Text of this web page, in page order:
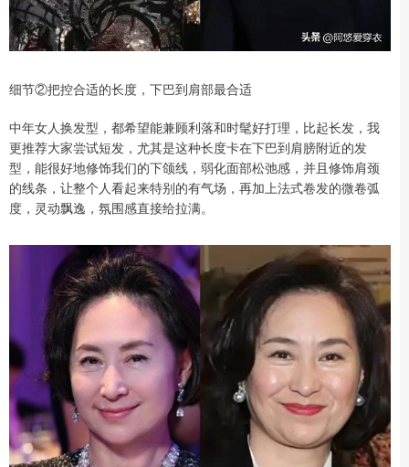
细节②把控合适的长度，下巴到肩部最合适
中年女人换发型，都希望能兼顾利落和时髦好打理，比起长发，我
更推荐大家尝试短发，尤其是这种长度卡在下巴到肩膀附近的发
型，能很好地修饰我们的下颌线，弱化面部松弛感，并且修饰肩颈
的线条，让整个人看起来特别的有气场，再加上法式卷发的微卷弧
度，灵动飘逸，氛围感直接给拉满。